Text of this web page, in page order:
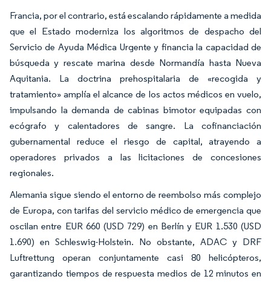
Francia, por el contrario, está escalando rápidamente a medida
que el Estado moderniza los algoritmos de despacho del
Servicio de Ayuda Médica Urgente y financia la capacidad de
búsqueda y rescate marina desde Normandía hasta Nueva
Aquitania. La doctrina prehospitalaria de «recogida y
tratamiento» amplía el alcance de los actos médicos en vuelo,
impulsando la demanda de cabinas bimotor equipadas con
ecógrafo y calentadores de sangre. La cofinanciación
gubernamental reduce el riesgo de capital, atrayendo a
operadores privados a las licitaciones de concesiones
regionales.
Alemania sigue siendo el entorno de reembolso más complejo
de Europa, con tarifas del servicio médico de emergencia que
oscilan entre EUR 660 (USD 729) en Berlín y EUR 1.530 (USD
1.690) en Schleswig-Holstein. No obstante, ADAC y DRF
Luftrettung operan conjuntamente casi 80 helicópteros,
garantizando tiempos de respuesta medios de 12 minutos en